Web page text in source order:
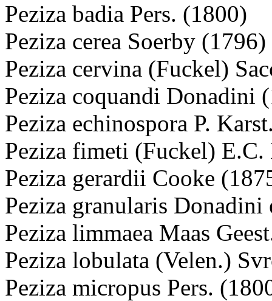
Peziza badia Pers. (1800)
Peziza cerea Soerby (1796)
Peziza cervina (Fuckel)
Peziza coquandi Donadini
Peziza echinospora P.
Peziza fimeti (Fuckel) E.C.
Peziza gerardii Cooke
Peziza granularis Donadini
Peziza limmaea Maas
Peziza lobulata (Velen.)
Peziza micropus Pers.